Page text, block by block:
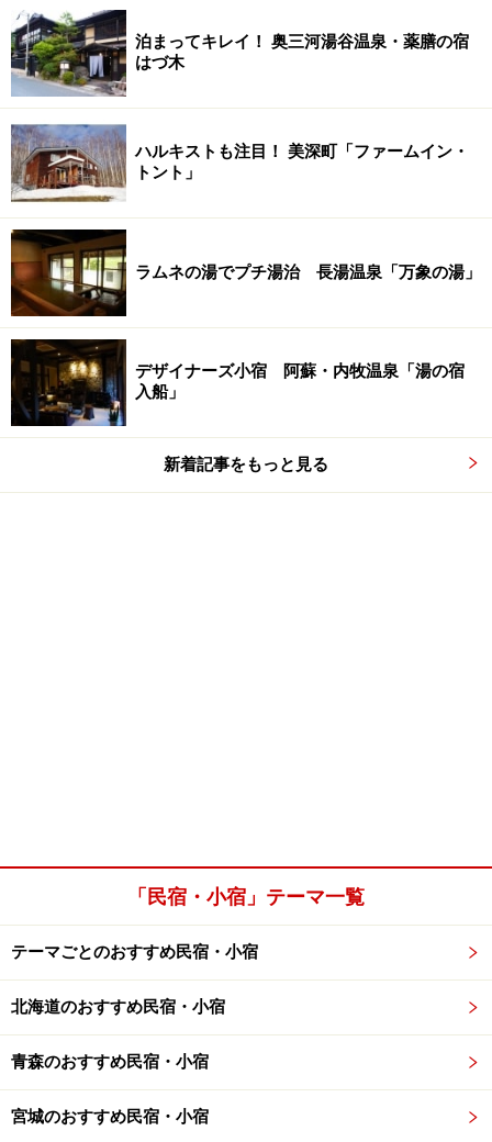
泊まってキレイ！ 奥三河湯谷温泉・薬膳の宿
はづ木
ハルキストも注目！ 美深町「ファームイン・
トント」
ラムネの湯でプチ湯治 長湯温泉「万象の湯」
デザイナーズ小宿 阿蘇・内牧温泉「湯の宿
入船」
新着記事をもっと見る
「民宿・小宿」テーマ一覧
テーマごとのおすすめ民宿・小宿
北海道のおすすめ民宿・小宿
青森のおすすめ民宿・小宿
宮城のおすすめ民宿・小宿